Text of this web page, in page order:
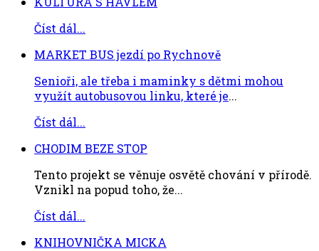
Číst dál...
MARKET BUS jezdí po Rychnově
Senioři, ale třeba i maminky s dětmi mohou
využít autobusovou linku, které je...
Číst dál...
CHODIM BEZE STOP
Tento projekt se věnuje osvětě chování v přírodě.
Vznikl na popud toho, že...
Číst dál...
KNIHOVNIČKA MICKA